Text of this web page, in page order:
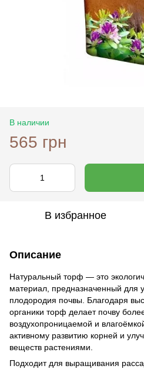
В наличии
565 грн
В избранное
Описание
Натуральный торф — это
материал, предназначенный для
плодородия почвы. Благодаря
органики торф делает почву
воздухопроницаемой и
активному развитию корней и
веществ растениями.
Подходит для выращивания